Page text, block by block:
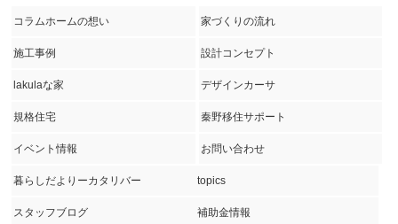
コラムホームの想い 家づくりの流れ
施工事例 設計コンセプト
lakulaな家 デザインカーサ
規格住宅 秦野移住サポート
イベント情報 お問い合わせ
暮らしだよりーカタリバー topics
スタッフブログ 補助金情報